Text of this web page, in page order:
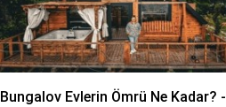
Bungalov Evlerin Ömrü Ne Kadar? -